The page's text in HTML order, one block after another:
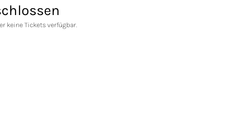
keine Tickets verfügbar.